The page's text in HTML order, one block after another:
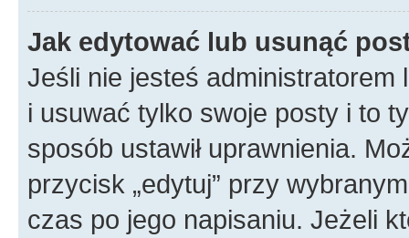
Jak edytować lub usunąć
Jeśli nie jesteś
i usuwać tylko swoje posty i to
sposób ustawił uprawnienia.
przycisk „edytuj” przy
czas po jego napisaniu. Jeżeli